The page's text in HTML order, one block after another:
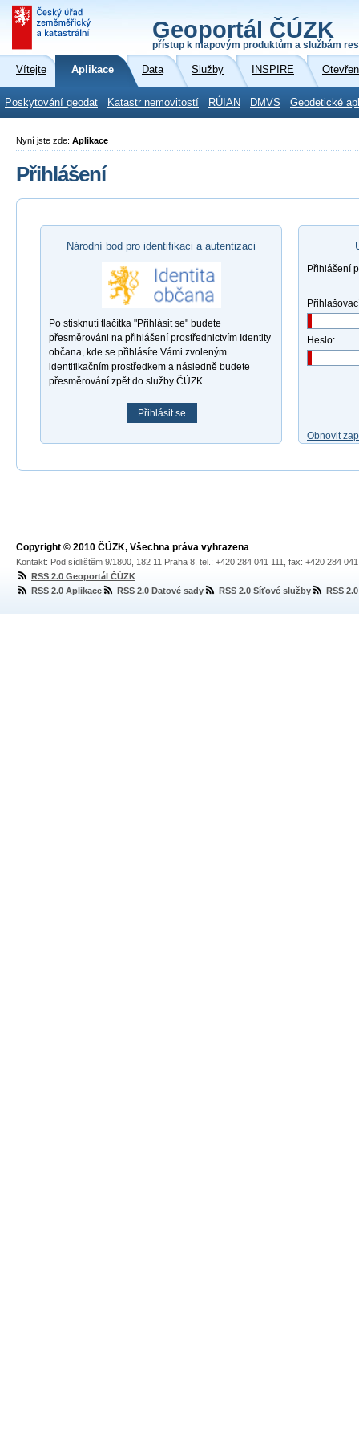
Geoportál ČÚZK
přístup k mapovým produktům a službám
Vítejte Aplikace Data Služby INSPIRE
Poskytování geodat Katastr nemovitostí RÚIAN DMVS Geodetické
Nyní jste zde: Aplikace
Přihlášení
Národní bod pro identifikaci a autentizaci
Po stisknutí tlačítka "Přihlásit se" budete
přesměrováni na přihlášení prostřednictvím Identity
občana, kde se přihlásíte Vámi zvoleným
identifikačním prostředkem a následně budete
přesměrování zpět do služby ČÚZK.
Přihlásit se
Přihlášení
Heslo:
Obnovit
Copyright © 2010 ČÚZK, Všechna práva vyhrazena
Kontakt: Pod sídlištěm 9/1800, 182 11 Praha 8, tel.: +420 284 041 111, fax: +420 284
RSS 2.0 Geoportál ČÚZK
RSS 2.0 Aplikace
RSS 2.0 Datové sady RSS 2.0 Síťové služby RSS